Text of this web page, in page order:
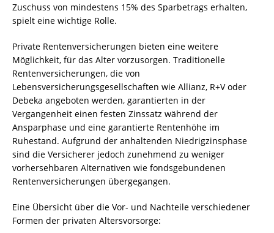
Zuschuss von mindestens 15% des Sparbetrags erhalten,
spielt eine wichtige Rolle.
Private Rentenversicherungen bieten eine weitere
Möglichkeit, für das Alter vorzusorgen. Traditionelle
Rentenversicherungen, die von
Lebensversicherungsgesellschaften wie Allianz, R+V oder
Debeka angeboten werden, garantierten in der
Vergangenheit einen festen Zinssatz während der
Ansparphase und eine garantierte Rentenhöhe im
Ruhestand. Aufgrund der anhaltenden Niedrigzinsphase
sind die Versicherer jedoch zunehmend zu weniger
vorhersehbaren Alternativen wie fondsgebundenen
Rentenversicherungen übergegangen.
Eine Übersicht über die Vor- und Nachteile verschiedener
Formen der privaten Altersvorsorge: